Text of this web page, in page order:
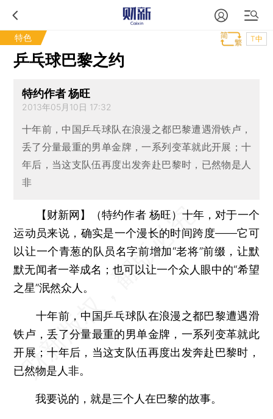
特色 T中
乒乓球巴黎之约
特约作者 杨旺
2013年05月10日 17:32
十年前，中国乒乓球队在浪漫之都巴黎遭遇滑铁卢，
丢了分量最重的男单金牌，一系列变革就此开展；十
年后，当这支队伍再度出发奔赴巴黎时，已然物是人
非
【财新网】（特约作者 杨旺）十年，对于一个
运动员来说，确实是一个漫长的时间跨度——它可
以让一个青葱的队员名字前增加“老将”前缀，让默
默无闻者一举成名；也可以让一个众人眼中的“希望
之星”泯然众人。
十年前，中国乒乓球队在浪漫之都巴黎遭遇滑
铁卢，丢了分量最重的男单金牌，一系列变革就此
开展；十年后，当这支队伍再度出发奔赴巴黎时，
已然物是人非。
我要说的，就是三个人在巴黎的故事。